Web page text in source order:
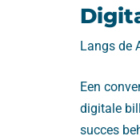
Langs de
Een
digitale
succes